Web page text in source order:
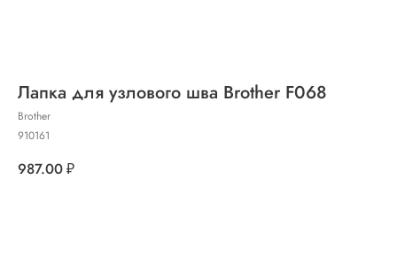
Лапка для узлового шва Brother F068
Brother
910161
987.00₽